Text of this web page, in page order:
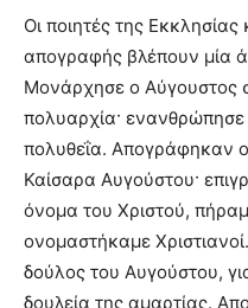
Οι ποιητές της
απογραφής βλέπουν μία
Μονάρχησε ο Αύγουστος
πολυαρχία· ενανθρώπησε
πολυθεΐα. Απογράφηκαν
Καίσαρα Αυγούστου·
όνομα του Χριστού,
ονομαστήκαμε
δούλος του Αυγούστου,
δουλεία της αμαρτίας.